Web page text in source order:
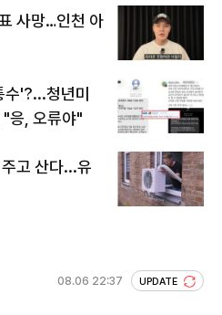
사망…인천 아
수'?...청년미
응, 오류야"
고 산다...유
08.06 22:37 UPDATE